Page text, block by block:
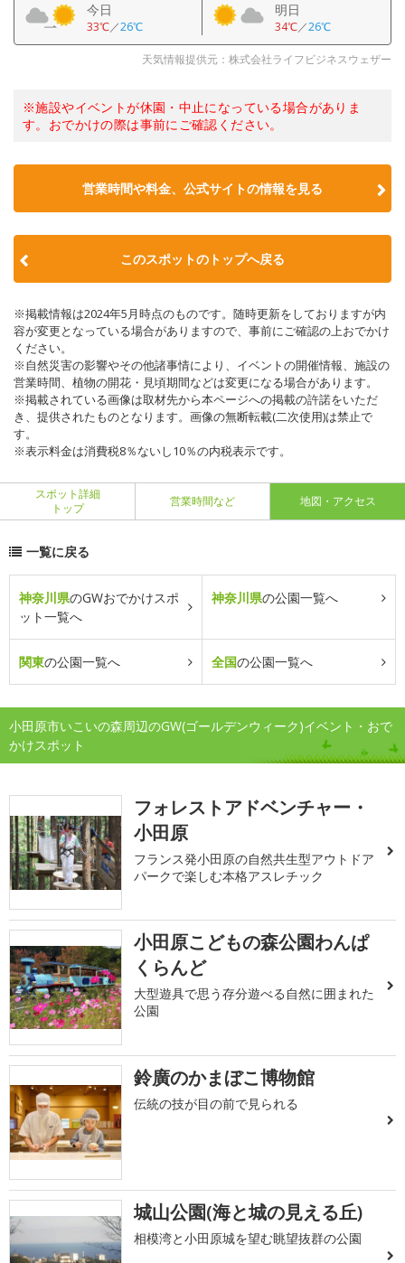
今日
33℃／26℃
明日
34℃／26℃
天気情報提供元：株式会社ライフビジネスウェザー
※施設やイベントが休園・中止になっている場合がありま
す。おでかけの際は事前にご確認ください。
営業時間や料金、公式サイトの情報を見る
このスポットのトップへ戻る
※掲載情報は2024年5月時点のものです。随時更新をしておりますが内
容が変更となっている場合がありますので、事前にご確認の上おでかけ
ください。
※自然災害の影響やその他諸事情により、イベントの開催情報、施設の
営業時間、植物の開花・見頃期間などは変更になる場合があります。
※掲載されている画像は取材先から本ページへの掲載の許諾をいただ
き、提供されたものとなります。画像の無断転載(二次使用)は禁止で
す。
※表示料金は消費税8％ないし10％の内税表示です。
スポット詳細
トップ
営業時間など 地図・アクセス
一覧に戻る
神奈川県のGWおでかけスポ
ット一覧へ
神奈川県の公園一覧へ
関東の公園一覧へ 全国の公園一覧へ
小田原市いこいの森周辺のGW(ゴールデンウィーク)イベント・おで
かけスポット
フォレストアドベンチャー・
小田原
フランス発小田原の自然共生型アウトドア
パークで楽しむ本格アスレチック
小田原こどもの森公園わんぱ
くらんど
大型遊具で思う存分遊べる自然に囲まれた
公園
鈴廣のかまぼこ博物館
伝統の技が目の前で見られる
城山公園(海と城の見える丘)
相模湾と小田原城を望む眺望抜群の公園